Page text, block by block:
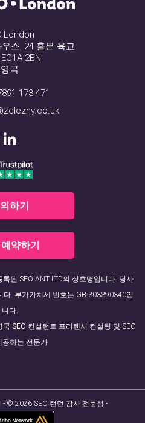
스, 24 홀본 육교
2BN
영국
173 471
하기
약하기
된 SEO ANT LTD의 상호명입니다. 당사
. 부가가치세 번호는 GB 303390340입
니다.
국 SEO 컨설턴트 프리랜서 컨설팅 및 SEO
공하는 전문가
- © 2026 SEO 런던 감사 전문성 -